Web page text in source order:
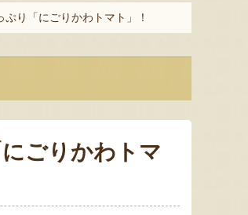
り「にごりかわトマト」！
ごりかわトマ